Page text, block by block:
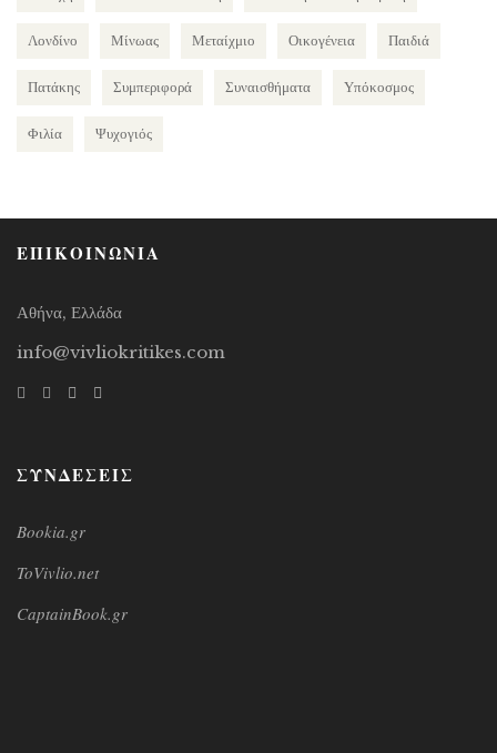
Λονδίνο Μίνωας Μεταίχμιο Οικογένεια Παιδιά
Πατάκης Συμπεριφορά Συναισθήματα Υπόκοσμος
Φιλία Ψυχογιός
ΕΠΙΚΟΙΝΩΝΙΑ
Αθήνα, Ελλάδα
info@vivliokritikes.com
ΣΥΝΔΕΣΕΙΣ
Bookia.gr
ToVivlio.net
CaptainBook.gr